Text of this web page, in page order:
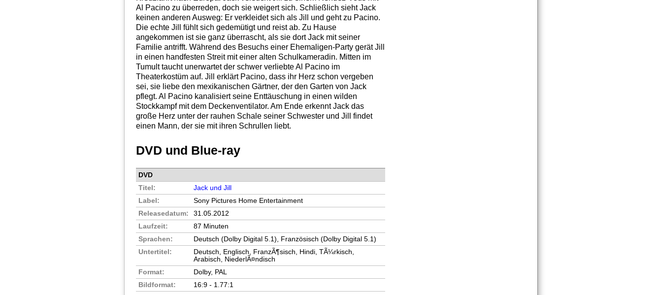
Al Pacino zu überreden, doch sie weigert sich. Schließlich sieht Jack
keinen anderen Ausweg: Er verkleidet sich als Jill und geht zu Pacino.
Die echte Jill fühlt sich gedemütigt und reist ab. Zu Hause
angekommen ist sie ganz überrascht, als sie dort Jack mit seiner
Familie antrifft. Während des Besuchs einer Ehemaligen-Party gerät Jill
in einen handfesten Streit mit einer alten Schulkameradin. Mitten im
Tumult taucht unerwartet der schwer verliebte Al Pacino im
Theaterkostüm auf. Jill erklärt Pacino, dass ihr Herz schon vergeben
sei, sie liebe den mexikanischen Gärtner, der den Garten von Jack
pflegt. Al Pacino kanalisiert seine Enttäuschung in einen wilden
Stockkampf mit dem Deckenventilator. Am Ende erkennt Jack das
große Herz unter der rauhen Schale seiner Schwester und Jill findet
einen Mann, der sie mit ihren Schrullen liebt.
DVD und Blue-ray
DVD
Titel:
Jack und Jill
Label:
Sony Pictures Home Entertainment
Releasedatum:
31.05.2012
Laufzeit:
87 Minuten
Sprachen:
Deutsch (Dolby Digital 5.1), Französisch (Dolby Digital 5.1)
Untertitel:
Deutsch, Englisch, FranzÃ¶sisch, Hindi, TÃ¼rkisch,
Arabisch, NiederlÃ¤ndisch
Format:
Dolby, PAL
Bildformat:
16:9 - 1.77:1